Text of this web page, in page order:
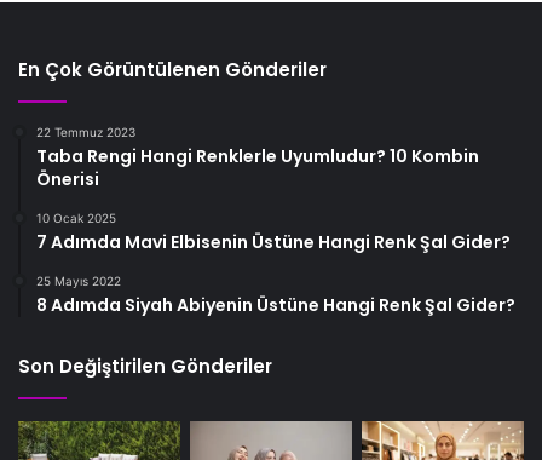
En Çok Görüntülenen Gönderiler
22 Temmuz 2023
Taba Rengi Hangi Renklerle Uyumludur? 10 Kombin
Önerisi
10 Ocak 2025
7 Adımda Mavi Elbisenin Üstüne Hangi Renk Şal Gider?
25 Mayıs 2022
8 Adımda Siyah Abiyenin Üstüne Hangi Renk Şal Gider?
Son Değiştirilen Gönderiler